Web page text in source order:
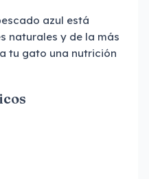
azul está
naturales y de la más
tu gato una nutrición